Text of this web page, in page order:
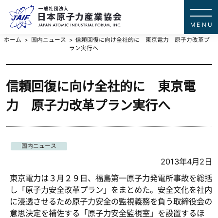
ホーム 国内ニュース
信頼回復に向け全社的に 東京電力 原子力改革プ
ラン実行へ
信頼回復に向け全社的に 東京電
力 原子力改革プラン実行へ
国内ニュース
2013年4月2日
東京電力は３月２９日、福島第一原子力発電所事故を総括
し「原子力安全改革プラン」をまとめた。安全文化を社内
に浸透させるため原子力安全の監視義務を負う取締役会の
意思決定を補佐する「原子力安全監視室」を設置するほ